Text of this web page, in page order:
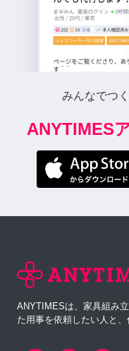
みんなでつ
ANYTIMES
ANYTIMESは、家具組み
た用事を依頼したい人と